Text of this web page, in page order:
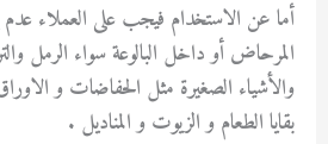
أما عن الاستخدام فيجب على العملاء عدم
المرحاض أو داخل البالوعة سواء الرمل
والأشياء الصغيرة مثل الحفاضات و الاوراق
بقايا الطعام و الزيوت و المناديل .